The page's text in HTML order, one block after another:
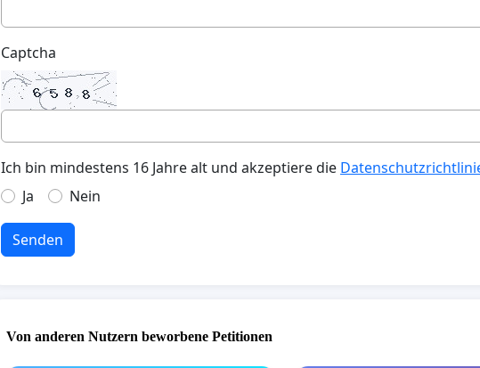
Captcha
Ich bin mindestens 16 Jahre alt und akzeptiere die
Ja
Nein
Senden
Von anderen Nutzern beworbene Petitionen